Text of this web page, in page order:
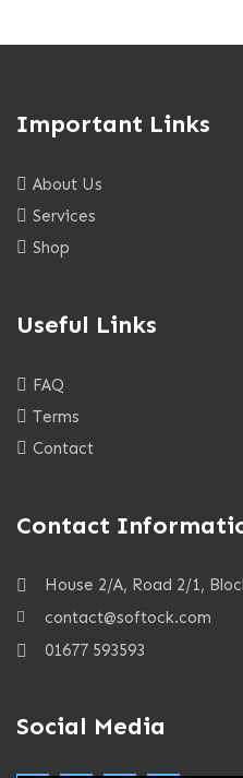
Important Links
About Us
Services
Shop
Useful Links
FAQ
Terms
Contact
Contact
House 2/A, Road 2/1,
contact@softock.com
01677 593593
Social Media